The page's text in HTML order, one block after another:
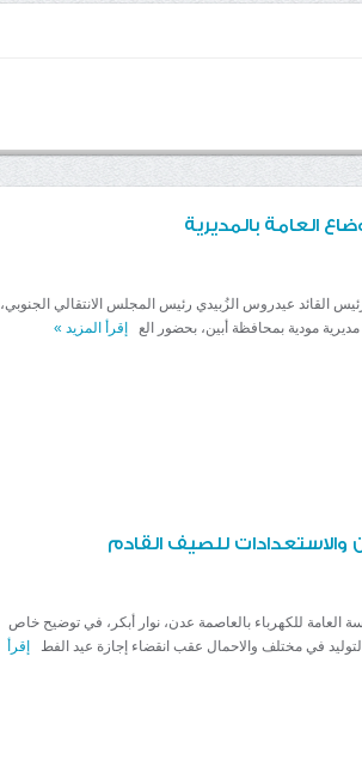
العامة بالمديرية
القائد عيدروس الزُبيدي رئيس المجلس الانتقالي الجنوبي،
مديرية مودية بمحافظة أبين، بحضور الع
إقرأ المزيد »
للصيف القادم
للكهرباء بالعاصمة عدن، نوار أبكر، في توضيح خاص
في مختلف والاحمال عقب انقضاء إجازة عيد الفط
إقرأ